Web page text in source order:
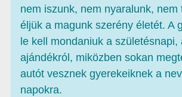
nem iszunk, nem nyaralunk, nem
éljük a magunk szerény életét. A
le kell mondaniuk a születésnapi,
ajándékról, miközben sokan
autót vesznek gyerekeiknek a
napokra.